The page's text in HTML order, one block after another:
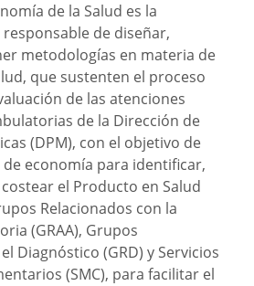
de la Salud es la
responsable de diseñar,
metodologías en materia de
que sustenten el proceso
de las atenciones
de la Dirección de
(DPM), con el objetivo de
economía para identificar,
el Producto en Salud
Relacionados con la
(GRAA), Grupos
Diagnóstico (GRD) y Servicios
(SMC), para facilitar el